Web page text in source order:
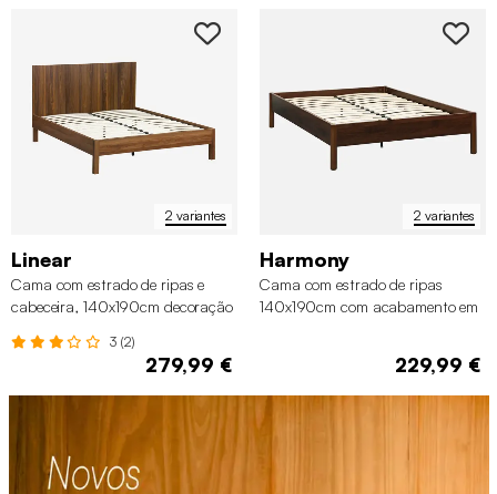
2 variantes
Linear
Cama com estrado de ripas e
cabeceira, 140x190cm decoração
3 (2)
279,99 €
2 variantes
Harmony
Cama com estrado de ripas
140x190cm com acabamento em
229,99 €